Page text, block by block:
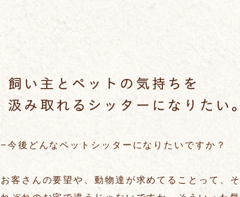
−今後どんなペットシッターになりたいですか？
お客さんの要望や、動物達が求めてることって、そ